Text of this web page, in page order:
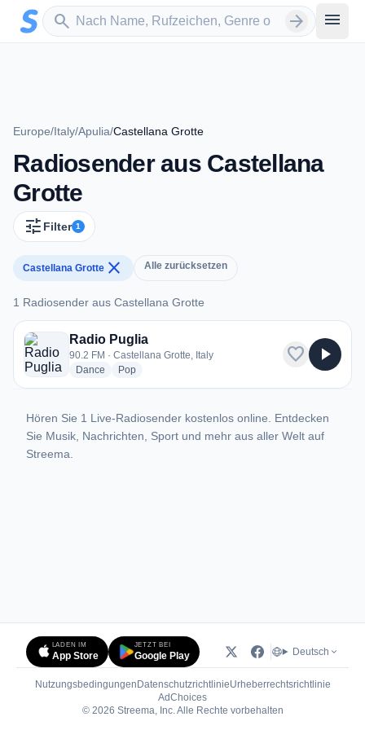
Zum Hauptinhalt springen
search
Sender suchen arrow_forward menu
Europe/Italy/Apulia/Castellana Grotte
Radiosender aus Castellana
Grotte
tune Filter 1
Castellana Grotte close Alle zurücksetzen
1 Radiosender aus Castellana Grotte
1 Radiosender aus Castellana Grotte
Radio Puglia
90.2 FM · Castellana Grotte, Italy
Dance radio stations
Popradio stations
favorite play_arrow
Hören Sie 1 Live-Radiosender kostenlos online. Entdecken
Sie Musik, Nachrichten, Sport und mehr aus aller Welt auf
Streema.
LADEN IM
App Store
JETZT BEI
Google Play Deutsch
Nutzungsbedingungen DatenschutzrichtlinieUrheberrechtsrichtlinie
AdChoices(öffnet in neuem Tab)
© 2026 Streema, Inc. Alle Rechte vorbehalten